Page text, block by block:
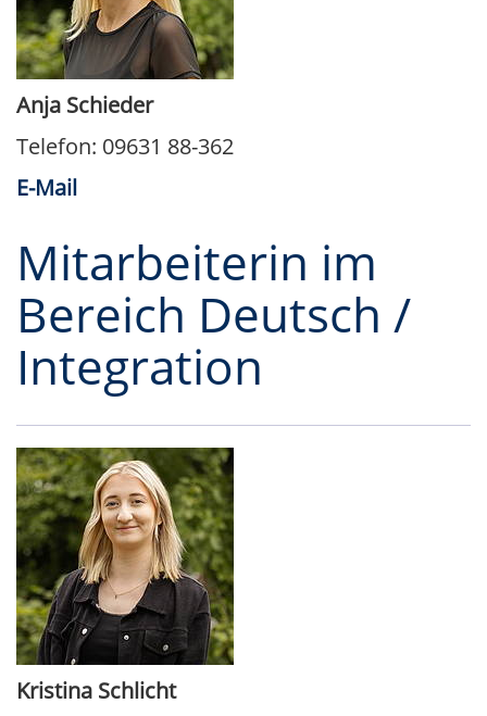
Anja Schieder
Telefon: 09631 88-362
E-Mail
Mitarbeiterin im
Bereich Deutsch /
Integration
Kristina Schlicht